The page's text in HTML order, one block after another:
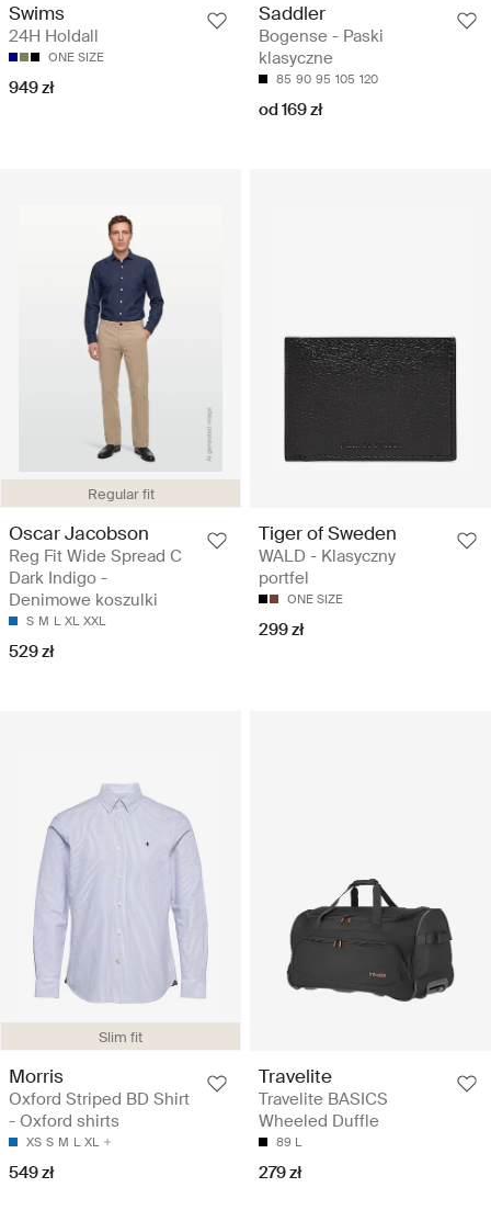
Swims
24H Holdall
ONE SIZE
949 zł
Saddler
Bogense - Paski
klasyczne
85 90 95 105 120
od 169 zł
Regular fit
Oscar Jacobson
Reg Fit Wide Spread C
Dark Indigo -
Denimowe koszulki
S M L XL XXL
529 zł
Tiger of Sweden
WALD - Klasyczny
portfel
ONE SIZE
299 zł
Slim fit
Morris
Oxford Striped BD Shirt
- Oxford shirts
XS S M L XL
549 zł
Travelite
Travelite BASICS
Wheeled Duffle
89 L
279 zł